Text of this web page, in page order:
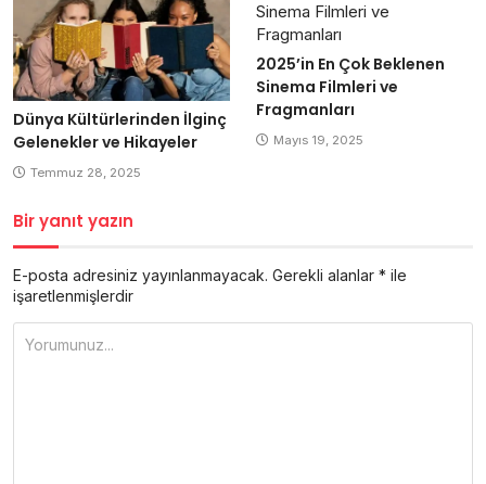
Dünya Kültürlerinden İlginç
Gelenekler ve Hikayeler
Temmuz 28, 2025
2025’in En Çok Beklenen
Sinema Filmleri ve
Fragmanları
Mayıs 19, 2025
Bir yanıt yazın
E-posta adresiniz yayınlanmayacak. Gerekli alanlar * ile
işaretlenmişlerdir